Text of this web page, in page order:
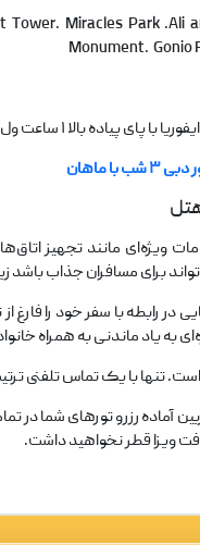
Tower. Miracles Park .Ali
Monument. Gonio
نهایت با پای پیاده ۱۵ الی ۲۰ دقیقه فاصله داشته و می‌تواند برای شما صفر بهتری را به ارمغان بیاورد.
۳ شب با ماهان
ویژه‌ای مانند تجهیز
جذاب باشد زیرا هتل ایفیوریا با توجه به این که هتل
در رابطه با سفر خود را فارغ
به یاد ماندنی به همراه
تنها با یک تماس تلفنی
آماده رزرو تورهای شما
ویزا قطر نخواهید داشت.